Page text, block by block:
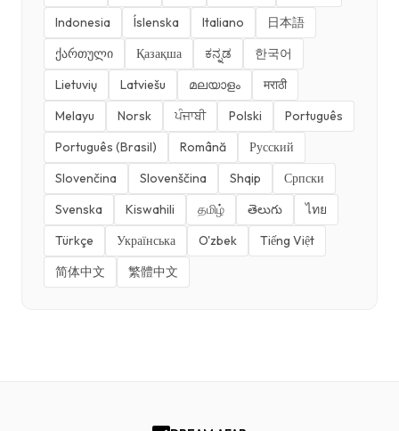
Indonesia
Íslenska Italiano
日本語
ქართული
Қазақша ಕನ್ನಡ
한국어
Lietuvių
Latviešu മലയാളം
मराठी
Melayu
Norsk ਪੰਜਾਬੀ Polski
Português
Português (Brasil)
Română
Русский
Slovenčina
Slovenščina Shqip
Српски
Svenska
Kiswahili தமிழ் తెలుగు
ไทย
Türkçe
Українська O'zbek
Tiếng Việt
简体中文
繁體中文